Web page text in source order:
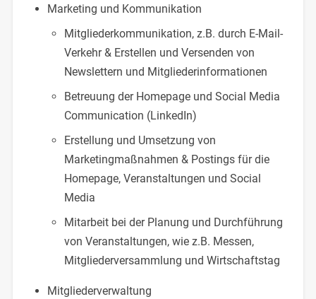
Marketing und Kommunikation
Mitgliederkommunikation, z.B. durch E-Mail-
Verkehr & Erstellen und Versenden von
Newslettern und Mitgliederinformationen
Betreuung der Homepage und Social Media
Communication (LinkedIn)
Erstellung und Umsetzung von
Marketingmaßnahmen & Postings für die
Homepage, Veranstaltungen und Social
Media
Mitarbeit bei der Planung und Durchführung
von Veranstaltungen, wie z.B. Messen,
Mitgliederversammlung und Wirtschaftstag
Mitgliederverwaltung